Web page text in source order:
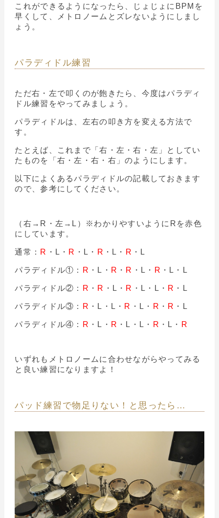
これができるようになったら、じょじょにBPMを
早くして、メトロノームとズレないようにしまし
ょう。
パラディドル練習
ただ右・左で叩くのが飽きたら、今度はパラディ
ドル練習をやってみましょう。
パラディドルは、左右の叩き方を変える方法で
す。
たとえば、これまで「右・左・右・左」としてい
たものを「右・左・右・右」のようにします。
以下によくあるパラディドルの記載しておきます
ので、参考にしてください。
（右→R・左→L）※わかりやすいようにRを赤色
にしています。
通常： R ・L・ R ・L・ R ・L・ R ・L
パラディドル①： R ・L・ R ・ R ・L・ R ・L・L
パラディドル②： R ・ R ・L・ R ・L・L・ R ・L
パラディドル③： R ・L・L・ R ・L・ R ・ R ・L
パラディドル④： R ・L・ R ・L・L・ R ・L・ R
いずれもメトロノームに合わせながらやってみる
と良い練習になりますよ！
パッド練習で物足りない！と思ったら…